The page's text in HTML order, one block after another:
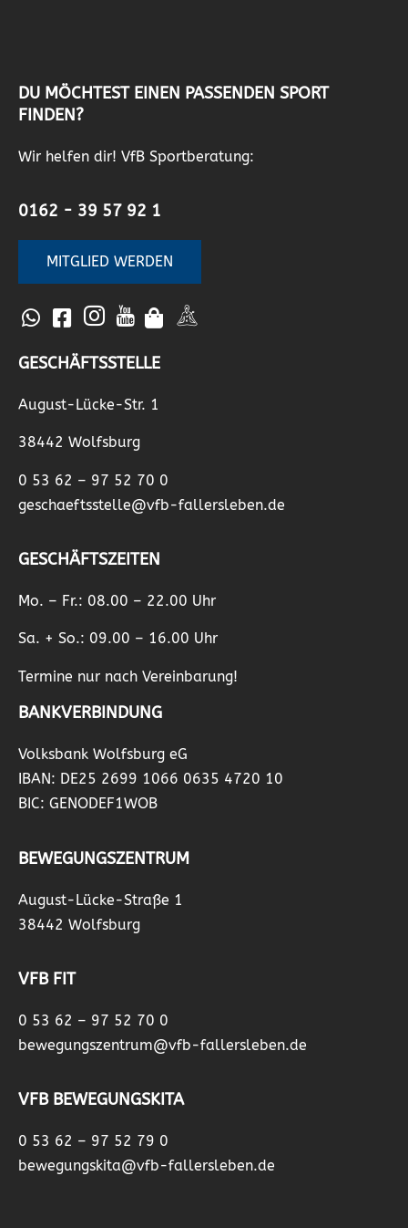
DU MÖCHTEST EINEN PASSENDEN SPORT
FINDEN?
Wir helfen dir! VfB Sportberatung:
0162 - 39 57 92 1
MITGLIED WERDEN
GESCHÄFTSSTELLE
August-Lücke-Str. 1
38442 Wolfsburg
0 53 62 – 97 52 70 0
geschaeftsstelle@vfb-fallersleben.de
GESCHÄFTSZEITEN
Mo. – Fr.: 08.00 – 22.00 Uhr
Sa. + So.: 09.00 – 16.00 Uhr
Termine nur nach Vereinbarung!
BANKVERBINDUNG
Volksbank Wolfsburg eG
IBAN: DE25 2699 1066 0635 4720 10
BIC: GENODEF1WOB
BEWEGUNGSZENTRUM
August-Lücke-Straße 1
38442 Wolfsburg
VFB FIT
0 53 62 – 97 52 70 0
bewegungszentrum@vfb-fallersleben.de
VFB BEWEGUNGSKITA
0 53 62 – 97 52 79 0
bewegungskita@vfb-fallersleben.de